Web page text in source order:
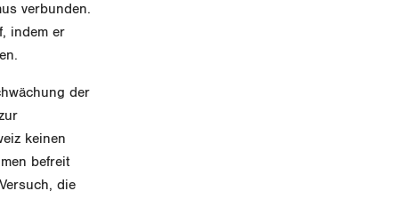
verbunden.
indem er
der
keinen
befreit
die